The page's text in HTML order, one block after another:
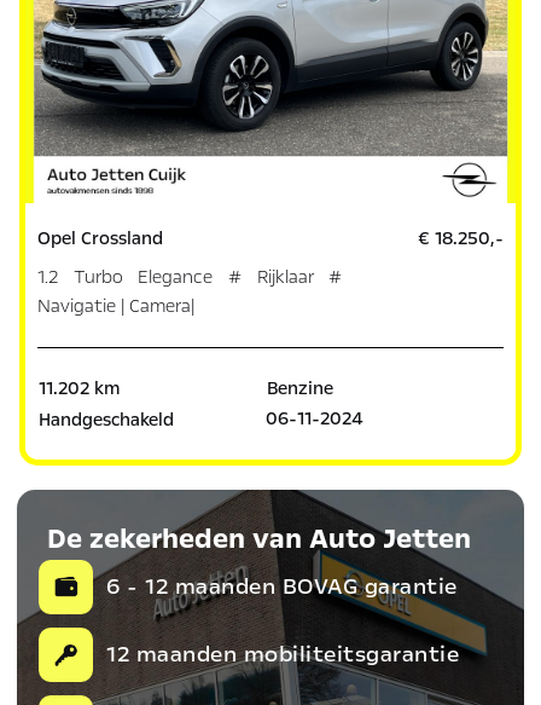
Opel Crossland
1.2 Turbo Elegance # Rijklaar #
Navigatie | Camera|
€ 18.250,-
11.202 km
Benzine
Handgeschakeld
06-11-2024
De zekerheden van Auto Jetten
6 - 12 maanden BOVAG garantie
12 maanden mobiliteitsgarantie